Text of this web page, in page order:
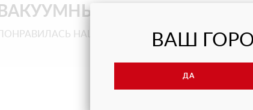
ВАКУУМНЫЕ ЗАХВАТЫ
ПОНРАВИЛАСЬ НАША ТЕХНИКА? СВЯЖИТЕСЬ С
ВАШ
ДА